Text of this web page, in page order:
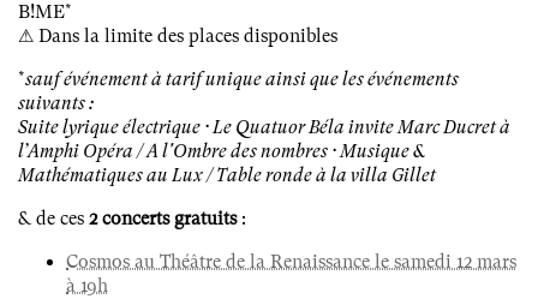
B!ME*
⚠ Dans la limite des places disponibles
*sauf événement à tarif unique ainsi que les événements
suivants :
Suite lyrique électrique · Le Quatuor Béla invite Marc Ducret à
l’Amphi Opéra / A l'Ombre des nombres · Musique &
Mathématiques au Lux / Table ronde à la villa Gillet
& de ces 2 concerts gratuits:
Cosmos au Théâtre de la Renaissance le samedi 12 mars
à 19h